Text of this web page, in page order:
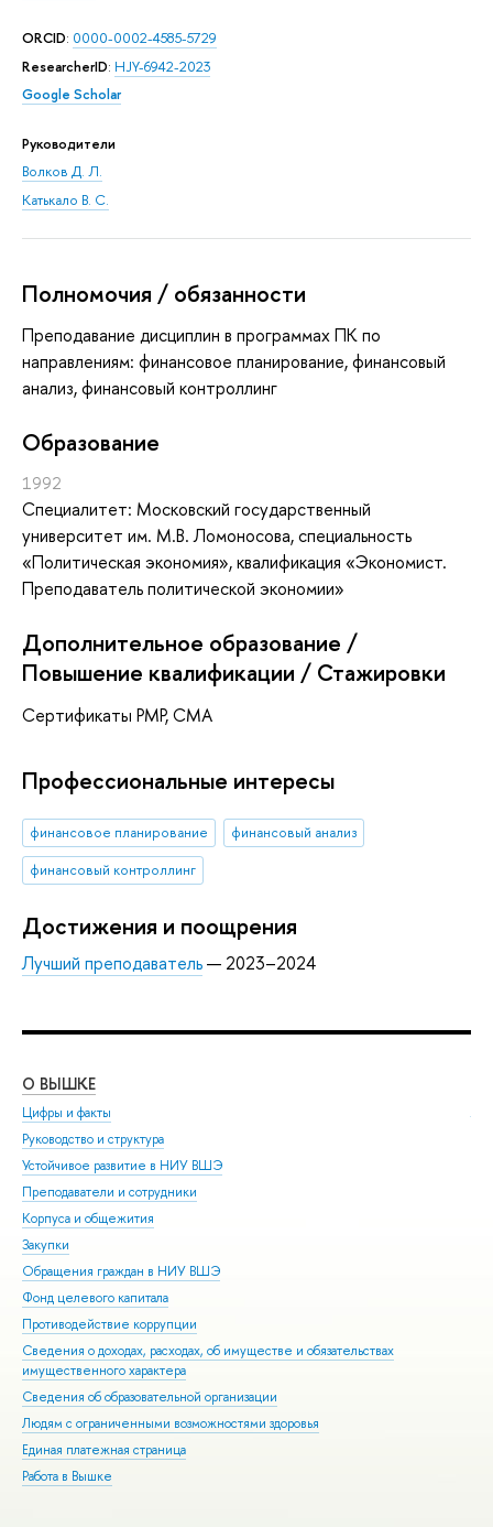
ORCID: 0000-0002-4585-5729
ResearcherID: HJY-6942-2023
Google Scholar
Руководители
Волков Д. Л.
Катькало В. С.
Полномочия / обязанности
Преподавание дисциплин в программах ПК по
направлениям: финансовое планирование, финансовый
анализ, финансовый контроллинг
Oбразование
1992
Специалитет: Московский государственный
университет им. М.В. Ломоносова, специальность
«Политическая экономия», квалификация «Экономист.
Преподаватель политической экономии»
Дополнительное образование /
Повышение квалификации / Стажировки
Сертификаты PMP, CMA
Профессиональные интересы
финансовое планирование
финансовый анализ
финансовый контроллинг
Достижения и поощрения
Лучший преподаватель— 2023–2024
О ВЫШКЕ
Цифры и факты
Руководство и структура
Устойчивое развитие в НИУ ВШЭ
Преподаватели и сотрудники
Корпуса и общежития
Закупки
Обращения граждан в НИУ ВШЭ
Фонд целевого капитала
Противодействие коррупции
Сведения о доходах, расходах, об имуществе и обязательствах
имущественного характера
Сведения об образовательной организации
Людям с ограниченными возможностями здоровья
Единая платежная страница
Работа в Вышке